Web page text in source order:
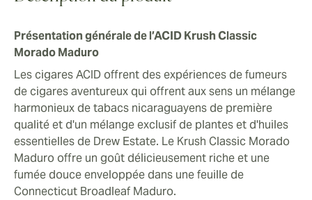
Présentation générale de l’ACID Krush Classic
Morado Maduro
Les cigares ACID offrent des expériences de fumeurs
de cigares aventureux qui offrent aux sens un mélange
harmonieux de tabacs nicaraguayens de première
qualité et d'un mélange exclusif de plantes et d'huiles
essentielles de Drew Estate. Le Krush Classic Morado
Maduro offre un goût délicieusement riche et une
fumée douce enveloppée dans une feuille de
Connecticut Broadleaf Maduro.